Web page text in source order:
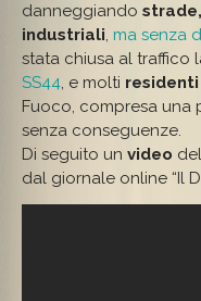
danneggiando
industriali, ma senza
stata chiusa al traffico
SS44, e molti
Fuoco, compresa
senza conseguenze.
Di seguito un video
dal giornale online “Il